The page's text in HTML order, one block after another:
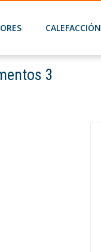
CALEFACCIÓN
3